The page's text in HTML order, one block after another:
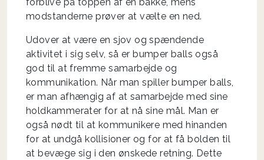
forblive på toppen af en bakke, mens
modstanderne prøver at vælte en ned.
Udover at være en sjov og spændende
aktivitet i sig selv, så er bumper balls også
god til at fremme samarbejde og
kommunikation. Når man spiller bumper balls,
er man afhængig af at samarbejde med sine
holdkammerater for at nå sine mål. Man er
også nødt til at kommunikere med hinanden
for at undgå kollisioner og for at få bolden til
at bevæge sig i den ønskede retning. Dette